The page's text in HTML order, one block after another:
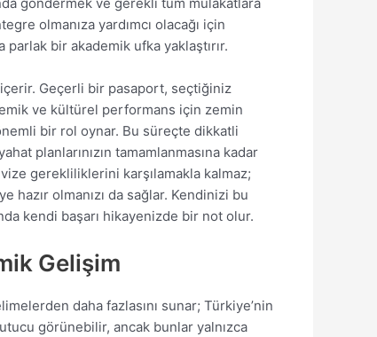
olmanıza yardımcı olacağı için
bir akademik ufka yaklaştırır.
Geçerli bir pasaport, seçtiğiniz
ve kültürel performans için zemin
bir rol oynar. Bu süreçte dikkatli
planlarınızın tamamlanmasına kadar
gerekliliklerini karşılamakla kalmaz;
hazır olmanızı da sağlar. Kendinizi bu
kendi başarı hikayenizde bir not olur.
Gelişim
daha fazlasını sunar; Türkiye’nin
görünebilir, ancak bunlar yalnızca